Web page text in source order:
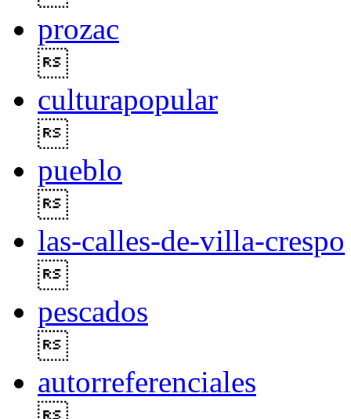
prozac
culturapopular
pueblo
las-calles-de-villa-crespo
pescados
autorreferenciales